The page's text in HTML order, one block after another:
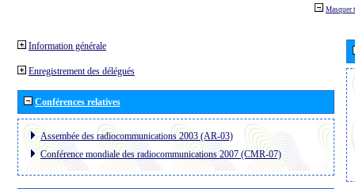
Masquer
Information générale
Enregistrement des délégués
Conférences relatives
Assembée des radiocommunications 2003 (AR-03)
Conférence mondiale des radiocommunications 2007 (CMR-07)